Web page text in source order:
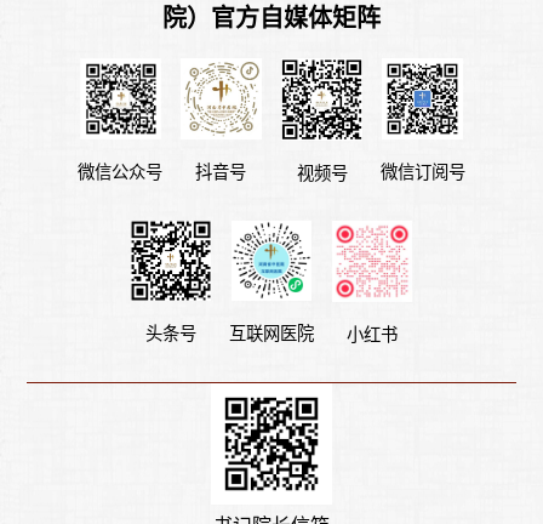
院）官方自媒体矩阵
微信公众号 抖音号 视频号 微信订阅号
头条号 互联网医院 小红书